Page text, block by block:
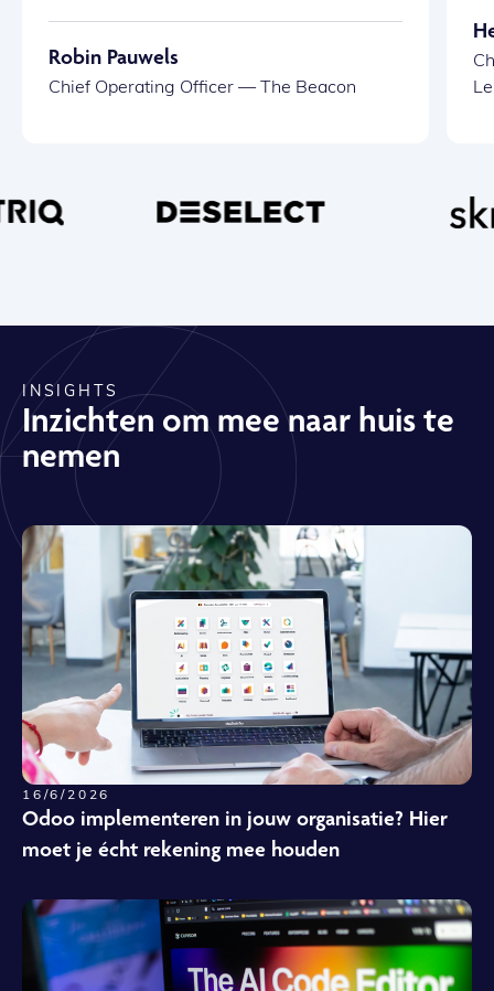
Robin Pauwels
Chief Operating Officer — The Beacon
INSIGHTS
Inzichten om mee naar huis te
nemen
16/6/2026
Odoo implementeren in jouw organisatie? Hier
moet je écht rekening mee houden